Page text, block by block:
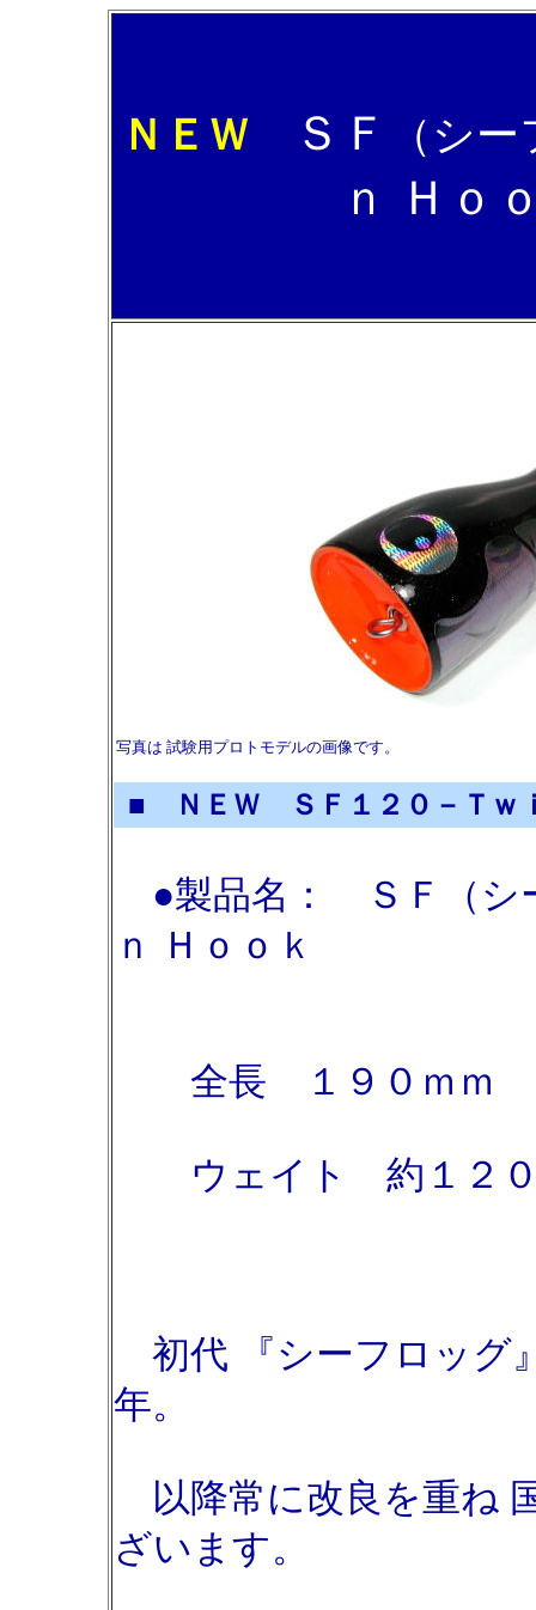
ＮＥＷ ＳＦ （シ
ｎ Ｈｏ
写真は 試験用プロトモデルの画像です。
■ ＮＥＷ ＳＦ１２０－Ｔ
●製品名： ＳＦ（シ
ｎ Ｈｏｏｋ
全長 １９０ｍ
ウェイト 約１２
初代 『シーフロッグ
年。
以降常に改良を重ね
ざいます。